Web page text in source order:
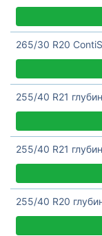
265/30 R20
255/40 R21
255/40 R21
255/40 R20